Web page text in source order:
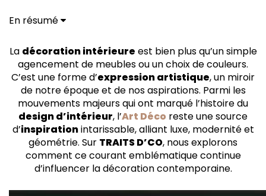
En résumé
d’audace
Pourquoi adopter l’Art Déco dans sa décoration ?
Nos conseils déco pour un intérieur chic et moderne
L’Art Déco aujourd’hui : Un design intemporel
Une source inépuisable d’inspiration
La décoration intérieure est bien plus qu’un simple
agencement de meubles ou un choix de couleurs.
C’est une forme d’expression artistique, un miroir
de notre époque et de nos aspirations. Parmi les
mouvements majeurs qui ont marqué l’histoire du
design d’intérieur, l’Art Déco reste une source
d’inspirationintarissable, alliant luxe, modernité et
géométrie. Sur TRAITS D’CO, nous explorons
comment ce courant emblématique continue
d’influencer la décoration contemporaine.